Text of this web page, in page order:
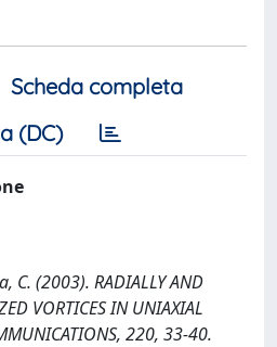
Scheda completa
(DC)
C. (2003). RADIALLY AND
VORTICES IN UNIAXIAL
220, 33-40.